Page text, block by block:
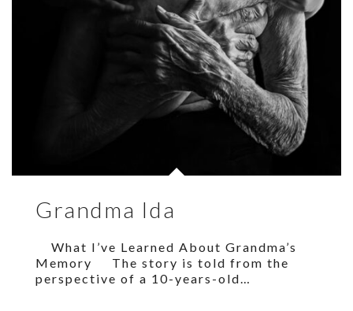
Grandma Ida
What I’ve Learned About Grandma’s
Memory The story is told from the
perspective of a 10-years-old…